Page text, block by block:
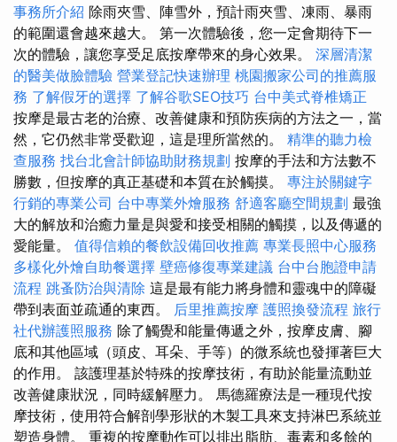
事務所介紹 除雨夾雪、陣雪外，預計雨夾雪、凍雨、暴雨
的範圍還會越來越大。 第一次體驗後，您一定會期待下一
次的體驗，讓您享受足底按摩帶來的身心效果。 深層清潔
的醫美做臉體驗 營業登記快速辦理 桃園搬家公司的推薦服
務 了解假牙的選擇 了解谷歌SEO技巧 台中美式脊椎矯正
按摩是最古老的治療、改善健康和預防疾病的方法之一，當
然，它仍然非常受歡迎，這是理所當然的。 精準的聽力檢
查服務 找台北會計師協助財務規劃 按摩的手法和方法數不
勝數，但按摩的真正基礎和本質在於觸摸。 專注於關鍵字
行銷的專業公司 台中專業外燴服務 舒適客廳空間規劃 最強
大的解放和治癒力量是與愛和接受相關的觸摸，以及傳遞的
愛能量。 值得信賴的餐飲設備回收推薦 專業長照中心服務
多樣化外燴自助餐選擇 壁癌修復專業建議 台中台胞證申請
流程 跳蚤防治與清除 這是最有能力將身體和靈魂中的障礙
帶到表面並疏通的東西。 后里推薦按摩 護照換發流程 旅行
社代辦護照服務 除了觸覺和能量傳遞之外，按摩皮膚、腳
底和其他區域（頭皮、耳朵、手等）的微系統也發揮著巨大
的作用。 該護理基於特殊的按摩技術，有助於能量流動並
改善健康狀況，同時緩解壓力。 馬德羅療法是一種現代按
摩技術，使用符合解剖學形狀的木製工具來支持淋巴系統並
塑造身體。 重複的按摩動作可以排出脂肪、毒素和多餘的